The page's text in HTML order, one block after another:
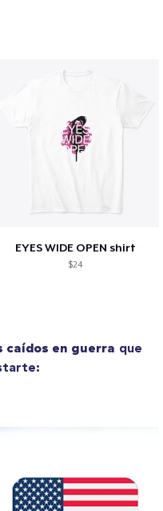
EYES WIDE OPEN shirt
$24
caídos en guerra que